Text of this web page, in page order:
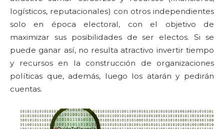
logísticos, reputacionales) con otros independientes
solo en época electoral, con el objetivo de
maximizar sus posibilidades de ser electos. Si se
puede ganar así, no resulta atractivo invertir tiempo
y recursos en la construcción de organizaciones
políticas que, además, luego los atarán y pedirán
cuentas.